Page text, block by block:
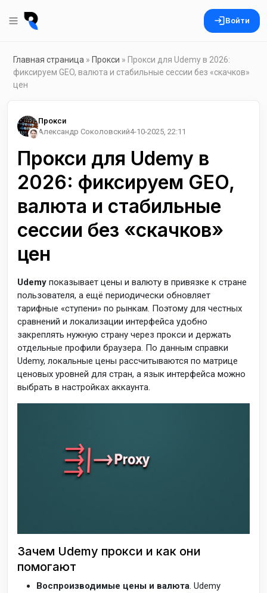
Войти
Главная страница » Прокси » Прокси для Udemy в 2026:
фиксируем GEO, валюта и стабильные сессии без «скачков»
цен
Прокси
Александр Соколовский4-10-2025, 22:11
Прокси для Udemy в
2026: фиксируем GEO,
валюта и стабильные
сессии без «скачков»
цен
Udemy показывает цены и валюту в привязке к стране
пользователя, а ещё периодически обновляет
тарифные «ступени» по рынкам. Поэтому для честных
сравнений и локализации интерфейса удобно
закреплять нужную страну через прокси и держать
отдельные профили браузера. По данным справки
Udemy, локальные цены рассчитываются по матрице
ценовых уровней для стран, а язык интерфейса можно
выбрать в настройках аккаунта.
Зачем Udemy прокси и как они
помогают
Воспроизводимые цены и валюта. Udemy